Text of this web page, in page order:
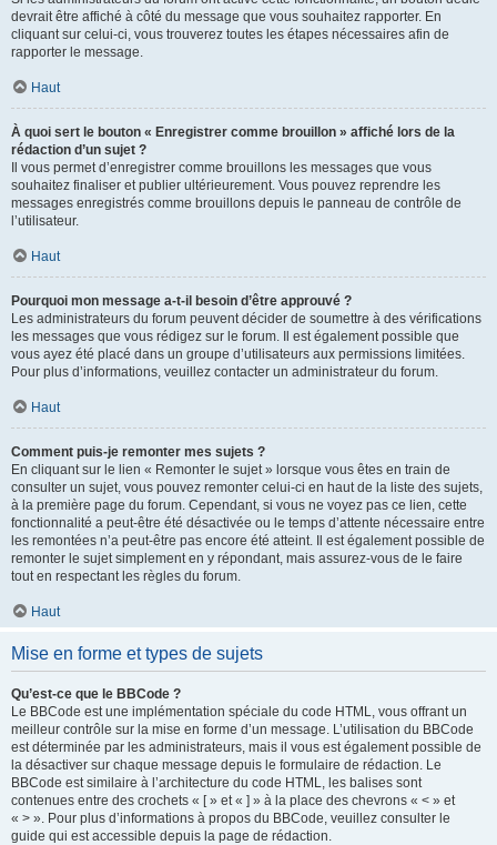
devrait être affiché à côté du message que vous souhaitez rapporter. En
cliquant sur celui-ci, vous trouverez toutes les étapes nécessaires afin de
rapporter le message.
Haut
À quoi sert le bouton « Enregistrer comme brouillon » affiché lors de la
rédaction d’un sujet ?
Il vous permet d’enregistrer comme brouillons les messages que vous
souhaitez finaliser et publier ultérieurement. Vous pouvez reprendre les
messages enregistrés comme brouillons depuis le panneau de contrôle de
l’utilisateur.
Haut
Pourquoi mon message a-t-il besoin d’être approuvé ?
Les administrateurs du forum peuvent décider de soumettre à des vérifications
les messages que vous rédigez sur le forum. Il est également possible que
vous ayez été placé dans un groupe d’utilisateurs aux permissions limitées.
Pour plus d’informations, veuillez contacter un administrateur du forum.
Haut
Comment puis-je remonter mes sujets ?
En cliquant sur le lien « Remonter le sujet » lorsque vous êtes en train de
consulter un sujet, vous pouvez remonter celui-ci en haut de la liste des sujets,
à la première page du forum. Cependant, si vous ne voyez pas ce lien, cette
fonctionnalité a peut-être été désactivée ou le temps d’attente nécessaire entre
les remontées n’a peut-être pas encore été atteint. Il est également possible de
remonter le sujet simplement en y répondant, mais assurez-vous de le faire
tout en respectant les règles du forum.
Haut
Mise en forme et types de sujets
Qu’est-ce que le BBCode ?
Le BBCode est une implémentation spéciale du code HTML, vous offrant un
meilleur contrôle sur la mise en forme d’un message. L’utilisation du BBCode
est déterminée par les administrateurs, mais il vous est également possible de
la désactiver sur chaque message depuis le formulaire de rédaction. Le
BBCode est similaire à l’architecture du code HTML, les balises sont
contenues entre des crochets « [ » et « ] » à la place des chevrons « < » et
« > ». Pour plus d’informations à propos du BBCode, veuillez consulter le
guide qui est accessible depuis la page de rédaction.